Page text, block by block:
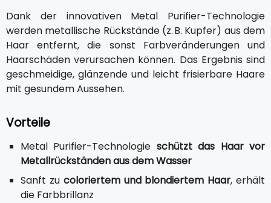
Dank der innovativen Metal Purifier-Technologie
werden metallische Rückstände (z. B. Kupfer) aus dem
Haar entfernt, die sonst Farbveränderungen und
Haarschäden verursachen können. Das Ergebnis sind
geschmeidige, glänzende und leicht frisierbare Haare
mit gesundem Aussehen.
Vorteile
Metal Purifier-Technologie schützt das Haar vor
Metallrückständen aus dem Wasser
Sanft zu coloriertem und blondiertem Haar, erhält
die Farbbrillanz